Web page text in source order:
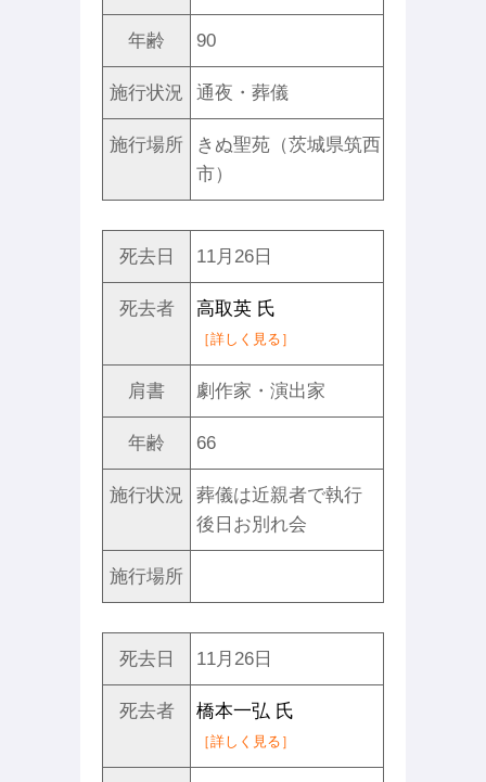
年齢 90
施行状況 通夜・葬儀
施行場所
きぬ聖苑（茨城県筑西
市）
死去日 11月26日
死去者 高取英 氏
［詳しく見る］
肩書 劇作家・演出家
年齢 66
施行状況
葬儀は近親者で執行
後日お別れ会
施行場所
死去日 11月26日
死去者 橋本一弘 氏
［詳しく見る］